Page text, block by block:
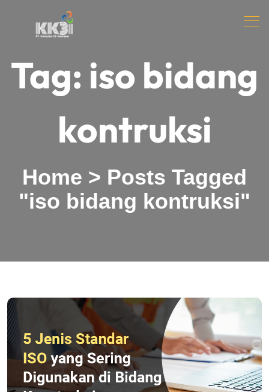
Tag: iso bidang
kontruksi
Home > Posts Tagged
"iso bidang kontruksi"